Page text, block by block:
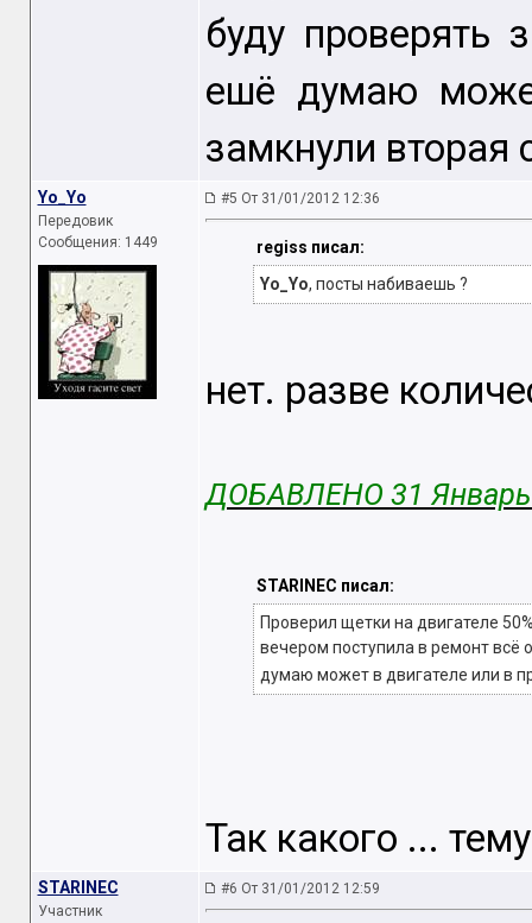
буду проверять
ешё думаю
замкнули вторая
Yo_Yo
Передовик
Сообщения: 1449
#5 От 31/01/2012 12:36
regiss писал:
Yo_Yo, посты набиваешь ?
нет. разве
ДОБАВЛЕНО 31 Январь
STARINEC писал:
Проверил щетки на двигателе
вечером поступила в ремонт всё
думаю может в двигателе или в
Так какого ...
STARINEC
Участник
#6 От 31/01/2012 12:59